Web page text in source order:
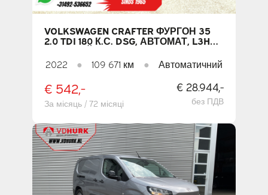
VOLKSWAGEN CRAFTER ФУРГОН 35
2.0 TDI 180 К.С. DSG, АВТОМАТ, L3H3,
ДВЕРІ 270 ГРАДУСІВ / ПІДІГРІВ
СИДІНЬ / CARPLAY / НАВІГАЦІЯ /
КАМЕРА / PDC / КРУЇЗ-КОНТРОЛЬ /
КОНДИЦІОНЕР
2022 ● 109 671 км ● Автоматичний
€ 542,-
За місяць / 72 місяці
€ 28.944,-
без ПДВ